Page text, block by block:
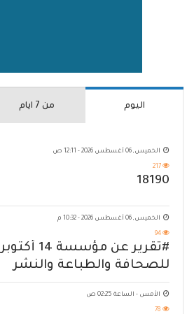
اليوم من 7 ايام
الخميس, 06 أغسطس 2026 - 12:11 ص
217
18190
الخميس, 06 أغسطس 2026 - 10:32 م
94
#تقرير عن مؤسسة 14 أكتوبر
للصحافة والطباعة والنشر
الأمس - الساعة 02:25 ص
78